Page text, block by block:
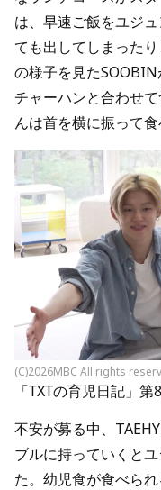
は、早速ご飯をユジ
ても出してしまった
の様子を見た
チャーハンと合わせ
んは首を横に振って食
(C)2026MBC All rights
「TXTの育児日記」第
不安が募る中、
ブルに持っていくと
た。幼児食が食べら